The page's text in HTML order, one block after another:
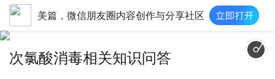
美篇，微信朋友圈内容创作与分享社区
次氯酸消毒相关知识问答 夜空中最亮的星